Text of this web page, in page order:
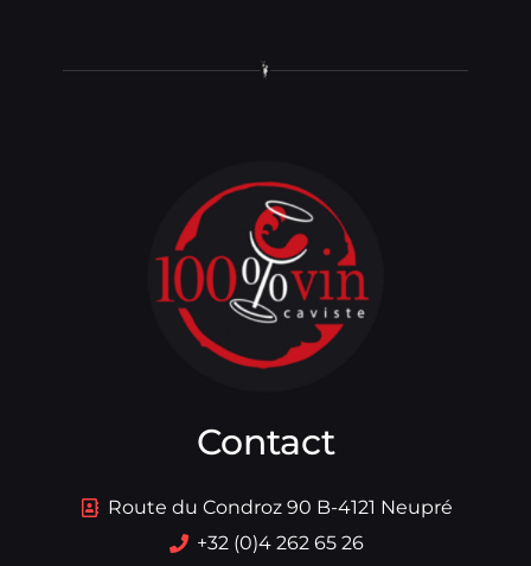
Contact
Route du Condroz 90 B-4121 Neupré
+32 (0)4 262 65 26